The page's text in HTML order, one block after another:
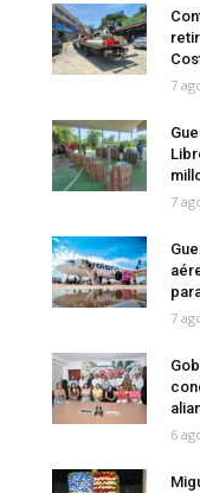
7
7
7
6